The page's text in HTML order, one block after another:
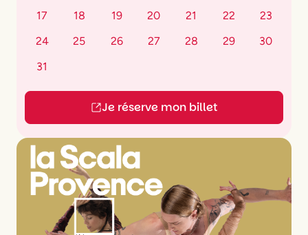
17
18 19 20 21 22
23
24
25 26 27 28 29
30
31
Je réserve mon billet